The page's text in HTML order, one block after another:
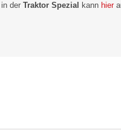
in der Traktor Spezial kann hier